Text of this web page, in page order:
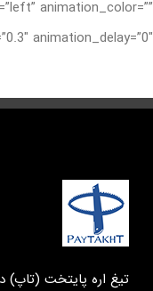
animation_color=””
animation_delay=”0″ /]